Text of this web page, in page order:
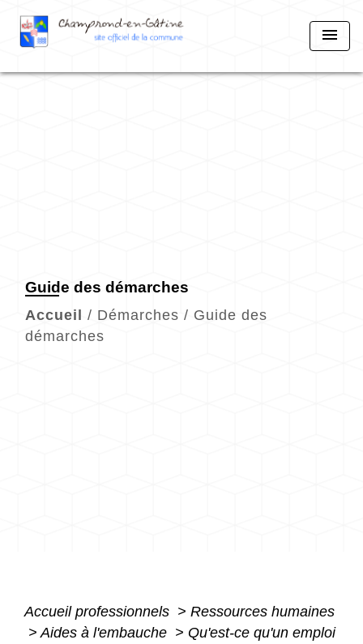
menu
Guide des démarches
Accueil / Démarches / Guide des
démarches
Accueil professionnels > Ressources humaines
> Aides à l'embauche > Qu'est-ce qu'un emploi